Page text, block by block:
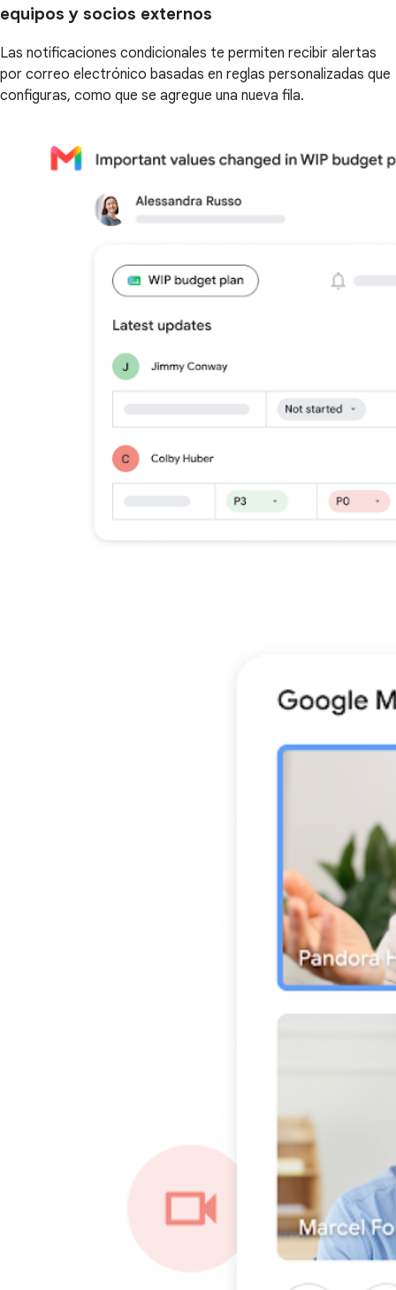
equipos y socios externos
Las notificaciones condicionales te permiten recibir alertas
por correo electrónico basadas en reglas personalizadas que
configuras, como que se agregue una nueva fila.